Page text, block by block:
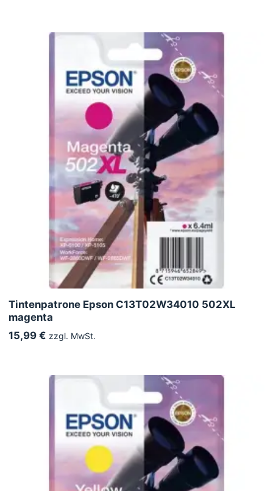
Tintenpatrone Epson C13T02W34010 502XL
magenta
15,99 € zzgl. MwSt.